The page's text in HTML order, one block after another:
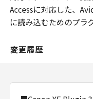
Accessに対応した、
に読み込むためのプラ
変更履歴